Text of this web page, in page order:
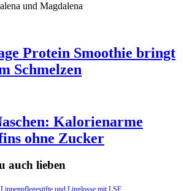
Protein Smoothie bringt
Schmelzen
Kalorienarme
ohne Zucker
auch lieben